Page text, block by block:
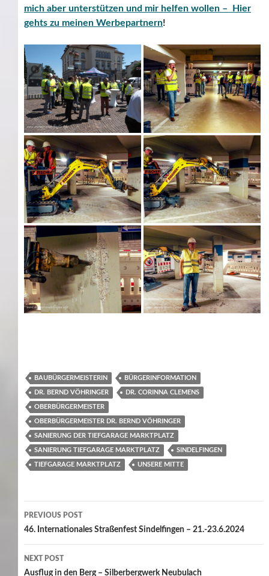
mich aber unterstützen und mir helfen wollen – Hier
gehts zu meinen Werbepartnern!
BAUBÜRGERMEISTERIN BÜRGERINFORMATION
DR. BERND VÖHRINGER DR. CORINNA CLEMENS
OBERBÜRGERMEISTER
OBERBÜRGERMEISTER DR. BERND VÖHRINGER
SANIERUNG DER TIEFGARAGE MARKTPLATZ
SANIERUNG TIEFGARAGE MARKTPLATZ SINDELFINGEN
TIEFGARAGE MARKTPLATZ UNSERE MITTE
Post
navigation
PREVIOUS POST
46. Internationales Straßenfest Sindelfingen – 21.-23.6.2024
NEXT POST
Ausflug in den Berg – Silberbergwerk Neubulach